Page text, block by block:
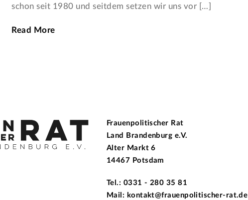
schon seit 1980 und seitdem setzen wir uns vor […]
Read More
Frauenpolitischer Rat
Land Brandenburg e.V.
Alter Markt 6
14467 Potsdam
Tel.: 0331 - 280 35 81
Mail: kontakt@frauenpolitischer-rat.de